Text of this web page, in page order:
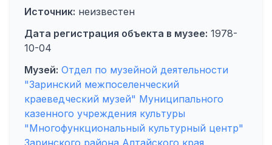
Источник: неизвестен
Дата регистрация объекта в музее: 1978-
10-04
Музей: Отдел по музейной деятельности
"Заринский межпоселенческий
краеведческий музей" Муниципального
казенного учреждения культуры
"Многофункциональный культурный центр"
Заринского района Алтайского края